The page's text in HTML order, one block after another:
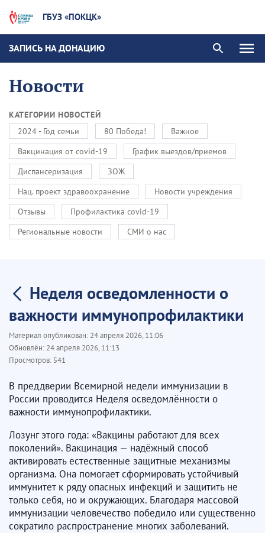
ГБУЗ «ПОКЦК»
ЗАПИСЬ НА ДОНАЦИЮ
Новости
КАТЕГОРИИ НОВОСТЕЙ
2024 - Год семьи
80 Победа!
Важное
Вакцинация от covid-19
График выездов/приемов
Диспансеризация
ЗОЖ
Нац. проект здравоохранение
Новости учреждения
Отзывы
Профилактика covid-19
Региональные новости
СМИ о нас
Неделя осведомленности о
важности иммунопрофилактики
Материал опубликован: 24 апреля 2026, 11:06
Обновлён: 24 апреля 2026, 11:13
Просмотров: 541
В преддверии Всемирной недели иммунизации в
России проводится Неделя осведомлённости о
важности иммунопрофилактики.
Лозунг этого года: «Вакцины работают для всех
поколений». Вакцинация — надёжный способ
активировать естественные защитные механизмы
организма. Она помогает сформировать устойчивый
иммунитет к ряду опасных инфекций и защитить не
только себя, но и окружающих. Благодаря массовой
иммунизации человечество победило или существенно
сократило распространение многих заболеваний.